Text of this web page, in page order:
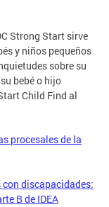
Strong Start sirve
y niños pequeños
sobre su
bebé o hijo
Child Find al
procesales de la
con discapacidades:
B de IDEA